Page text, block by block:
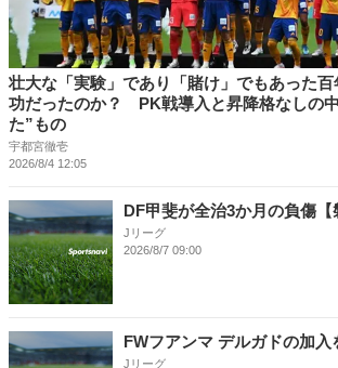
壮大な「実験」であり「賭け」でもあった
功だったのか？ PK戦導入と昇降格なしの
た”もの
宇都宮徹壱
2026/8/4 12:05
DF甲斐が全治3か月の負傷【
Jリーグ
2026/8/7 09:00
FWフアンマ デルガドの加入
Jリーグ